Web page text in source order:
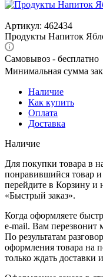
Артикул: 462434
Продукты Напиток
Самовывоз - бесплатно
Минимальная сумма
Наличие
Как купить
Оплата
Доставка
Наличие
Для покупки товара в
понравившийся товар и
перейдите в Корзину и
«Быстрый заказ».
Когда оформляете
e-mail. Вам перезвонит
По результатам
оформления товара на
только ждать доставки